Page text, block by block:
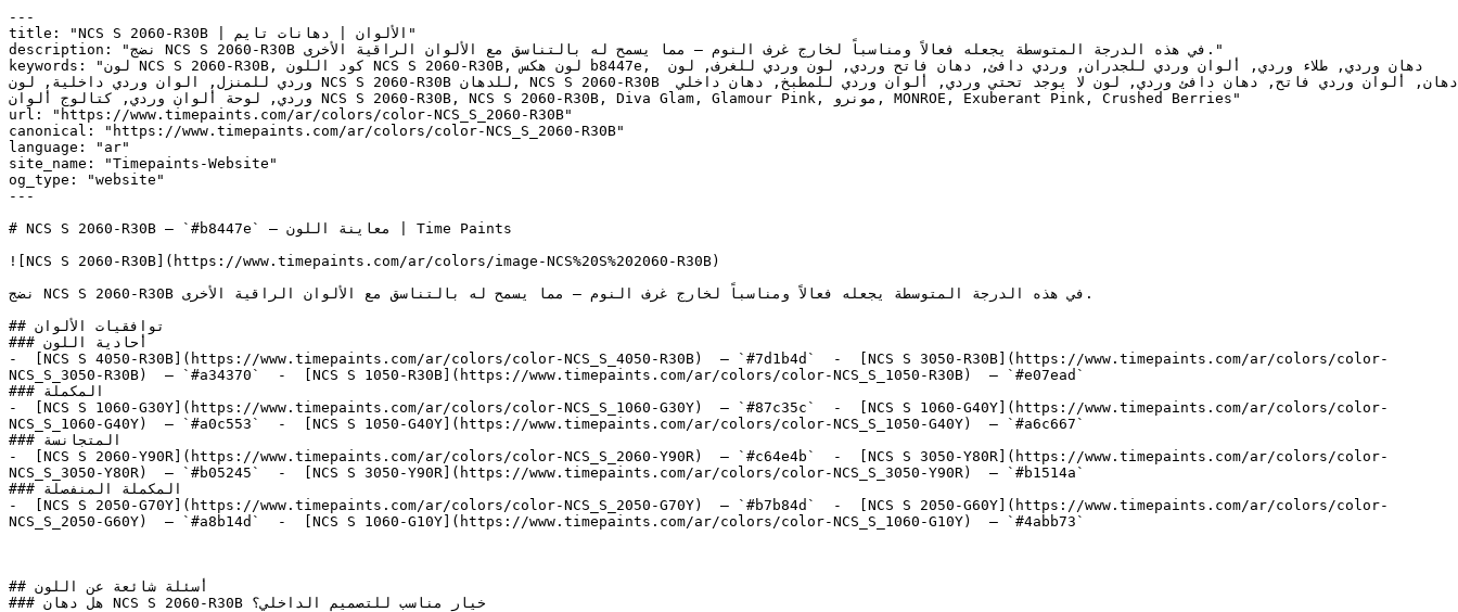
---
title: "NCS S 2060-R30B | الألوان | دهانات تايم"
description: "نضج NCS S 2060-R30B في هذه الدرجة المتوسطة يجعله فعالاً ومناسباً لخارج غرف النوم — مما يسمح له بالتناسق مع الألوان الراقية الأخرى."
keywords: "لون NCS S 2060-R30B, كود اللون NCS S 2060-R30B, لون هكس b8447e, دهان وردي, طلاء وردي, ألوان وردي للجدران, وردي دافئ, دهان فاتح وردي, لون وردي للغرف, لون
وردي للمنزل, الوان وردي داخلية, لون NCS S 2060-R30B للدهان, NCS S 2060-R30B دهان, ألوان وردي فاتح, دهان دافئ وردي, لون لا يوجد تحتي وردي, ألوان وردي للمطبخ, دهان داخلي
وردي, لوحة ألوان وردي, كتالوج ألوان NCS S 2060-R30B, NCS S 2060-R30B, Diva Glam, Glamour Pink, مونرو, MONROE, Exuberant Pink, Crushed Berries"
url: "https://www.timepaints.com/ar/colors/color-NCS_S_2060-R30B"
canonical: "https://www.timepaints.com/ar/colors/color-NCS_S_2060-R30B"
language: "ar"
site_name: "Timepaints-Website"
og_type: "website"
---
# NCS S 2060-R30B — `#b8447e` — معاينة اللون | Time Paints
![NCS S 2060-R30B](https://www.timepaints.com/ar/colors/image-NCS%20S%202060-R30B)
نضج NCS S 2060-R30B في هذه الدرجة المتوسطة يجعله فعالاً ومناسباً لخارج غرف النوم — مما يسمح له بالتناسق مع الألوان الراقية الأخرى.
## توافقيات الألوان
### أحادية اللون
-  [NCS S 4050-R30B](https://www.timepaints.com/ar/colors/color-NCS_S_4050-R30B)  — `#7d1b4d`  -  [NCS S 3050-R30B](https://www.timepaints.com/ar/colors/color-
NCS_S_3050-R30B)  — `#a34370`  -  [NCS S 1050-R30B](https://www.timepaints.com/ar/colors/color-NCS_S_1050-R30B)  — `#e07ead`
### المكملة
-  [NCS S 1060-G30Y](https://www.timepaints.com/ar/colors/color-NCS_S_1060-G30Y)  — `#87c35c`  -  [NCS S 1060-G40Y](https://www.timepaints.com/ar/colors/color-
NCS_S_1060-G40Y)  — `#a0c553`  -  [NCS S 1050-G40Y](https://www.timepaints.com/ar/colors/color-NCS_S_1050-G40Y)  — `#a6c667`
### المتجانسة
-  [NCS S 2060-Y90R](https://www.timepaints.com/ar/colors/color-NCS_S_2060-Y90R)  — `#c64e4b`  -  [NCS S 3050-Y80R](https://www.timepaints.com/ar/colors/color-
NCS_S_3050-Y80R)  — `#b05245`  -  [NCS S 3050-Y90R](https://www.timepaints.com/ar/colors/color-NCS_S_3050-Y90R)  — `#b1514a`
### المكملة المنفصلة
-  [NCS S 2050-G70Y](https://www.timepaints.com/ar/colors/color-NCS_S_2050-G70Y)  — `#b7b84d`  -  [NCS S 2050-G60Y](https://www.timepaints.com/ar/colors/color-
NCS_S_2050-G60Y)  — `#a8b14d`  -  [NCS S 1060-G10Y](https://www.timepaints.com/ar/colors/color-NCS_S_1060-G10Y)  — `#4abb73`
## أسئلة شائعة عن اللون
### هل دهان NCS S 2060-R30B خيار مناسب للتصميم الداخلي؟